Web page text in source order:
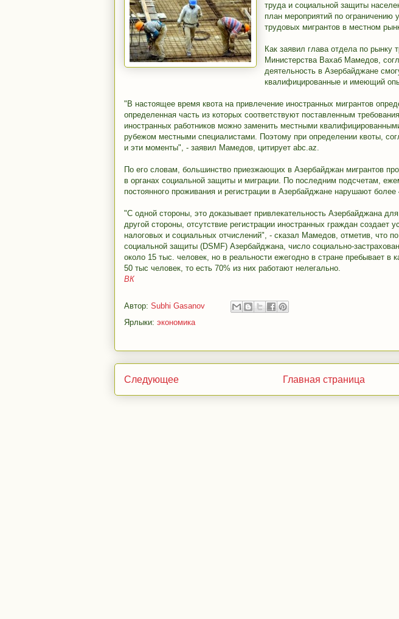
труда и социальной защиты
план мероприятий по ограничению
трудовых мигрантов в местном
Как заявил глава отдела по рынку
Министерства Вахаб Мамедов,
деятельность в Азербайджане
квалифицированные и имеющий
"В настоящее время квота на привлечение иностранных мигрантов
определенная часть из которых соответствуют поставленным
иностранных работников можно заменить местными
рубежом местными специалистами. Поэтому при определении квоты,
и эти моменты", - заявил Мамедов, цитирует abc.az.
По его словам, большинство приезжающих в Азербайджан мигрантов
в органах социальной защиты и миграции. По последним подсчетам,
постоянного проживания и регистрации в Азербайджане нарушают
"С одной стороны, это доказывает привлекательность Азербайджана
другой стороны, отсутствие регистрации иностранных граждан создает
налоговых и социальных отчислений", - сказал Мамедов, отметив, что
социальной защиты (DSMF) Азербайджана, число социально-
около 15 тыс. человек, но в реальности ежегодно в стране пребывает в
50 тыс человек, то есть 70% из них работают нелегально.
ВК
Автор: Subhi Gasanov
Ярлыки: экономика
Следующее Главная страница